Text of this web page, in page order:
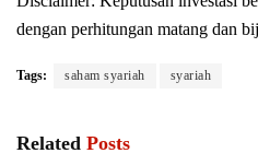
dengan perhitungan matang dan
Tags: saham syariah syariah
Related Posts